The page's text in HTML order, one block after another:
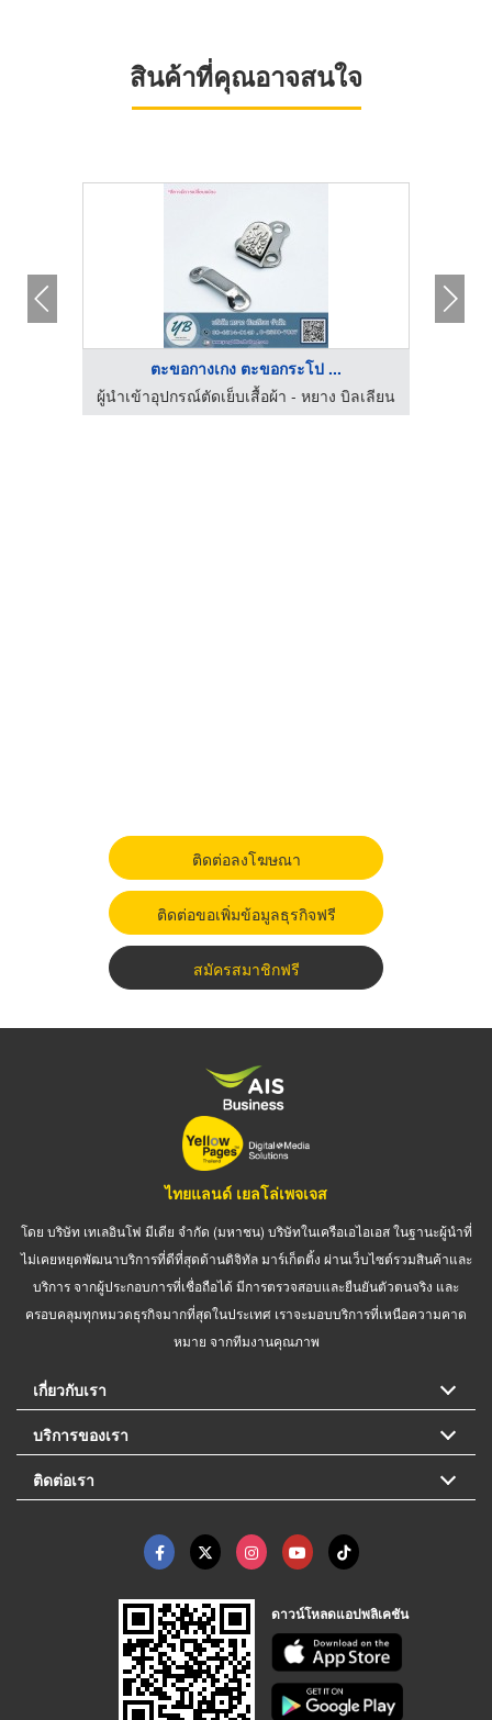
สินค้าที่คุณอาจสนใจ
ตะขอกางเกง ตะขอกระโป ...
ผู้นำเข้าอุปกรณ์ตัดเย็บเสื้อผ้า - หยาง บิลเลียน
ติดต่อลงโฆษณา
ติดต่อขอเพิ่มข้อมูลธุรกิจฟรี
สมัครสมาชิกฟรี
ไทยแลนด์ เยลโล่เพจเจส
โดย บริษัท เทเลอินโฟ มีเดีย จำกัด (มหาชน) บริษัทในเครือเอไอเอส ในฐานะผู้นำที่
ไม่เคยหยุดพัฒนาบริการที่ดีที่สุดด้านดิจิทัล มาร์เก็ตติ้ง ผ่านเว็บไซต์รวมสินค้าและ
บริการ จากผู้ประกอบการที่เชื่อถือได้ มีการตรวจสอบและยืนยันตัวตนจริง และ
ครอบคลุมทุกหมวดธุรกิจมากที่สุดในประเทศ เราจะมอบบริการที่เหนือความคาด
หมาย จากทีมงานคุณภาพ
เกี่ยวกับเรา
บริการของเรา
ติดต่อเรา
ดาวน์โหลดแอปพลิเคชัน